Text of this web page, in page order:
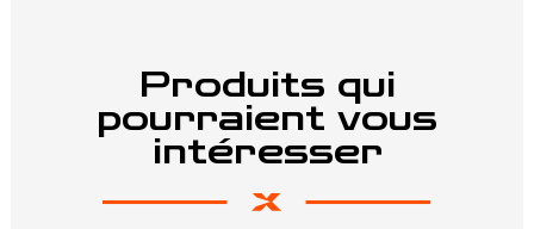
Produits qui
pourraient vous
intéresser